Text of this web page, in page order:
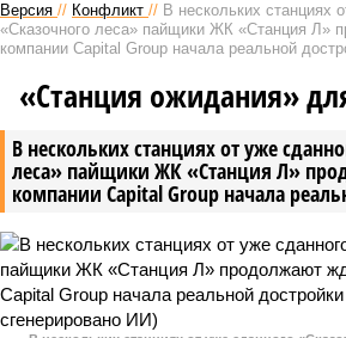
Версия // Конфликт // В нескольких станциях
«Сказочного леса» пайщики ЖК «Станция Л»
компании Capital Group начала реальной
В нескольких станциях от уже
леса» пайщики ЖК «Станция Л»
компании Capital Group начала
«Станция ожидания»